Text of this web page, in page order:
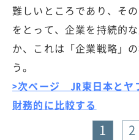
難しいところであり、そ
をとって、企業を持続的
か、これは「企業戦略」
う。
>次ページ JR東日本とヤ
財務的に比較する
1 2